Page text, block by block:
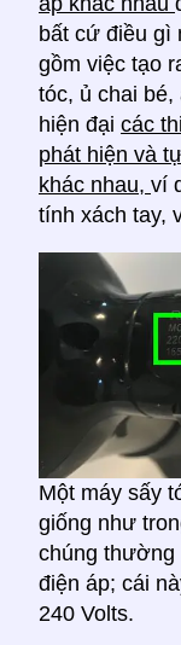
bất cứ điều gì
gồm việc tạo
tóc, ủ chai
hiện đại các
phát hiện và
khác nhau, ví
tính xách tay,
Một máy sấy
giống như
chúng thường
điện áp; cái
240 Volts.